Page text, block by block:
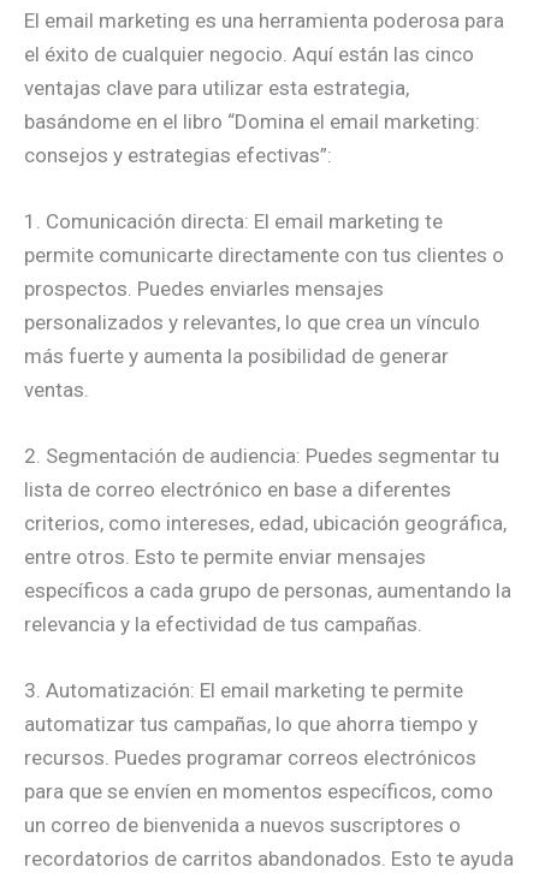
El email marketing es una herramienta poderosa para
el éxito de cualquier negocio. Aquí están las cinco
ventajas clave para utilizar esta estrategia,
basándome en el libro “Domina el email marketing:
consejos y estrategias efectivas”:
1. Comunicación directa: El email marketing te
permite comunicarte directamente con tus clientes o
prospectos. Puedes enviarles mensajes
personalizados y relevantes, lo que crea un vínculo
más fuerte y aumenta la posibilidad de generar
ventas.
2. Segmentación de audiencia: Puedes segmentar tu
lista de correo electrónico en base a diferentes
criterios, como intereses, edad, ubicación geográfica,
entre otros. Esto te permite enviar mensajes
específicos a cada grupo de personas, aumentando la
relevancia y la efectividad de tus campañas.
3. Automatización: El email marketing te permite
automatizar tus campañas, lo que ahorra tiempo y
recursos. Puedes programar correos electrónicos
para que se envíen en momentos específicos, como
un correo de bienvenida a nuevos suscriptores o
recordatorios de carritos abandonados. Esto te ayuda